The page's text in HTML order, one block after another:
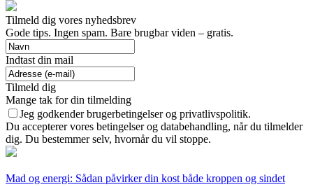
Tilmeld dig vores nyhedsbrev
Gode tips. Ingen spam. Bare brugbar viden – gratis.
Indtast din mail
Tilmeld dig
Mange tak for din tilmelding
Jeg godkender brugerbetingelser og privatlivspolitik.
Du accepterer vores betingelser og databehandling, når du tilmelder
dig. Du bestemmer selv, hvornår du vil stoppe.
Mad og energi: Sådan påvirker din kost både kroppen og sindet